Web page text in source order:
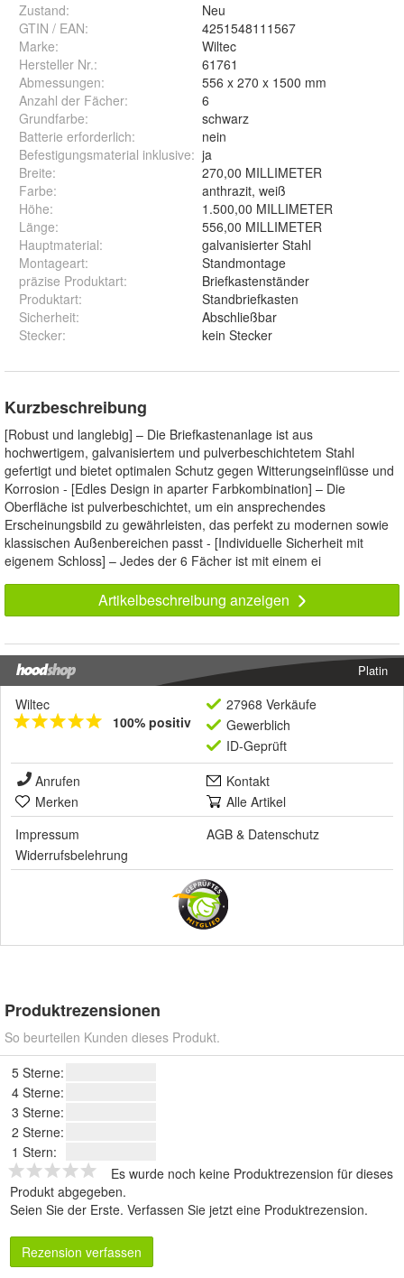
Zustand:
Neu
GTIN / EAN:
4251548111567
Marke:
Wiltec
Hersteller Nr.:
61761
Abmessungen:
556 x 270 x 1500 mm
Anzahl der Fächer:
6
Grundfarbe:
schwarz
Batterie erforderlich:
nein
Befestigungsmaterial inklusive: ja
Breite:
270,00 MILLIMETER
Farbe:
anthrazit, weiß
Höhe:
1.500,00 MILLIMETER
Länge:
556,00 MILLIMETER
Hauptmaterial:
galvanisierter Stahl
Montageart:
Standmontage
präzise Produktart:
Briefkastenständer
Produktart:
Standbriefkasten
Sicherheit:
Abschließbar
Stecker: kein Stecker
Kurzbeschreibung
[Robust und langlebig] – Die Briefkastenanlage ist aus
hochwertigem, galvanisiertem und pulverbeschichtetem Stahl
gefertigt und bietet optimalen Schutz gegen Witterungseinflüsse und
Korrosion - [Edles Design in aparter Farbkombination] – Die
Oberfläche ist pulverbeschichtet, um ein ansprechendes
Erscheinungsbild zu gewährleisten, das perfekt zu modernen sowie
klassischen Außenbereichen passt - [Individuelle Sicherheit mit
eigenem Schloss] – Jedes der 6 Fächer ist mit einem ei
Artikelbeschreibung anzeigen
Platin
Wiltec
100% positiv
27968 Verkäufe
Gewerblich
ID-Geprüft
Anrufen
Kontakt
Merken
Alle Artikel
Impressum
AGB & Datenschutz
Widerrufsbelehrung
Produktrezensionen
So beurteilen Kunden dieses Produkt.
5 Sterne:
4 Sterne:
3 Sterne:
2 Sterne:
1 Stern:
Es wurde noch keine Produktrezension für dieses
Produkt abgegeben.
Seien Sie der Erste. Verfassen Sie jetzt eine Produktrezension.
Rezension verfassen